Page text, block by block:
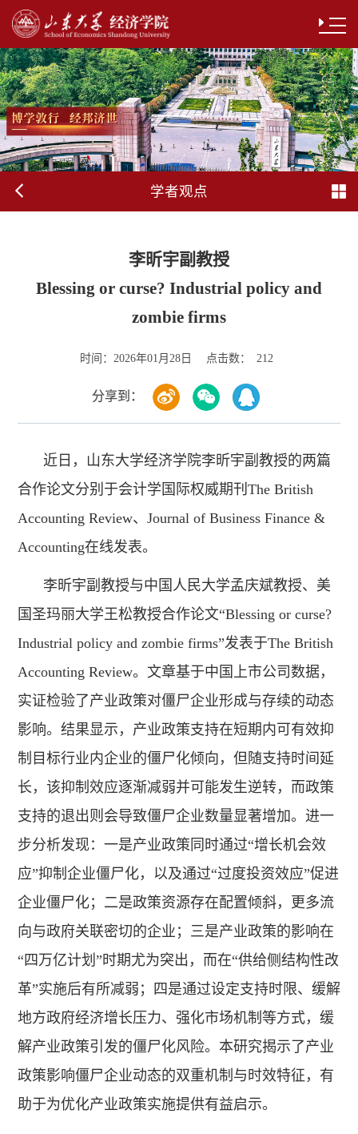
学者观点
李昕宇副教授
Blessing or curse? Industrial policy and
zombie firms
时间： 2026年01月28日 点击数： 212
分享到：
近日，山东大学经济学院李昕宇副教授的两篇
合作论文分别于会计学国际权威期刊The British
Accounting Review、Journal of Business Finance &
Accounting在线发表。
李昕宇副教授与中国人民大学孟庆斌教授、美
国圣玛丽大学王松教授合作论文“Blessing or curse?
Industrial policy and zombie firms”发表于The British
Accounting Review。文章基于中国上市公司数据，
实证检验了产业政策对僵尸企业形成与存续的动态
影响。结果显示，产业政策支持在短期内可有效抑
制目标行业内企业的僵尸化倾向，但随支持时间延
长，该抑制效应逐渐减弱并可能发生逆转，而政策
支持的退出则会导致僵尸企业数量显著增加。进一
步分析发现：一是产业政策同时通过“增长机会效
应”抑制企业僵尸化，以及通过“过度投资效应”促进
企业僵尸化；二是政策资源存在配置倾斜，更多流
向与政府关联密切的企业；三是产业政策的影响在
“四万亿计划”时期尤为突出，而在“供给侧结构性改
革”实施后有所减弱；四是通过设定支持时限、缓解
地方政府经济增长压力、强化市场机制等方式，缓
解产业政策引发的僵尸化风险。本研究揭示了产业
政策影响僵尸企业动态的双重机制与时效特征，有
助于为优化产业政策实施提供有益启示。